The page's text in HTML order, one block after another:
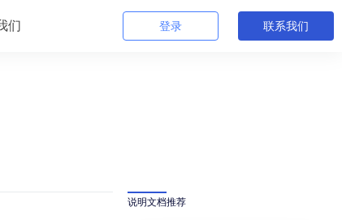
们 登录 联系我们
说明文档推荐